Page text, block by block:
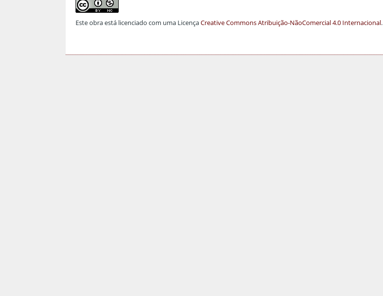
Este obra está licenciado com uma LicençaCreative Commons Atribuição-NãoComercial 4.0 Internacional.